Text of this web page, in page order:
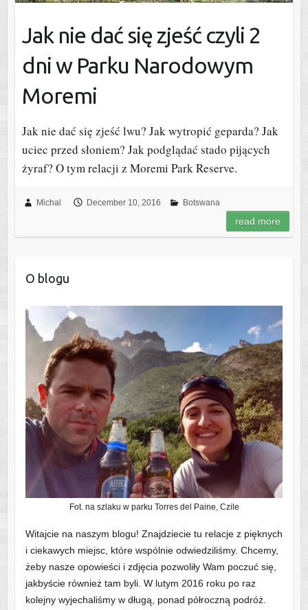
Jak nie dać się zjeść czyli 2
dni w Parku Narodowym
Moremi
Jak nie dać się zjeść lwu? Jak wytropić geparda? Jak
uciec przed słoniem? Jak podglądać stado pijących
żyraf? O tym relacji z Moremi Park Reserve.
Michal December 10, 2016 Botswana
read more
O blogu
Fot. na szlaku w parku Torres del Paine, Czile
Witajcie na naszym blogu! Znajdziecie tu relacje z pięknych
i ciekawych miejsc, które wspólnie odwiedziliśmy. Chcemy,
żeby nasze opowieści i zdjęcia pozwoliły Wam poczuć się,
jakbyście również tam byli. W lutym 2016 roku po raz
kolejny wyjechaliśmy w długą, ponad półroczną podróż.